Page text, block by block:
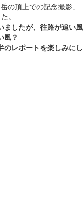
の頂上での記念撮影」
。
ましたが、往路が追い風
風？
のレポートを楽しみにし